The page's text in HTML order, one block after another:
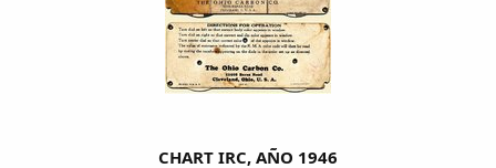
CHART IRC, AÑO 1946